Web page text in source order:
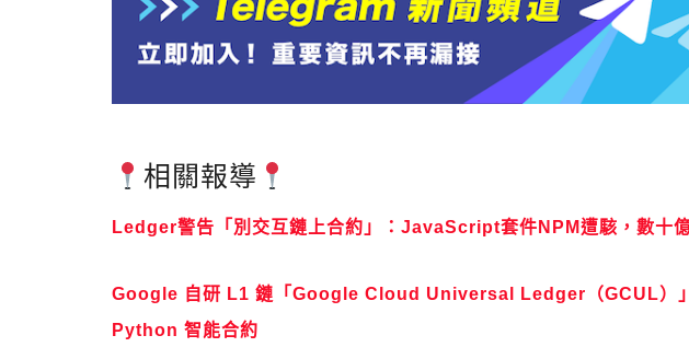
相關報導
Ledger警告「別交互鏈上合約」：JavaScript套件NPM遭駭，數十
Google 自研 L1 鏈「Google Cloud Universal Ledger（GCUL）
Python 智能合約